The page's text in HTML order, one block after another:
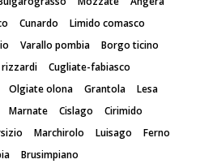
Cunardo
Limido comasco
Varallo pombia
Borgo ticino
rizzardi
Cugliate-fabiasco
Olgiate olona Grantola
Lesa
Marnate Cislago
Cirimido
Marchirolo Luisago
Ferno
Brusimpiano